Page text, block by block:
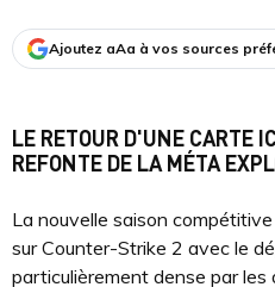
Ajoutez aAa à vos sources
LE RETOUR D'UNE CARTE
REFONTE DE LA MÉTA
La nouvelle saison
sur Counter-Strike 2 avec le
particulièrement dense par les